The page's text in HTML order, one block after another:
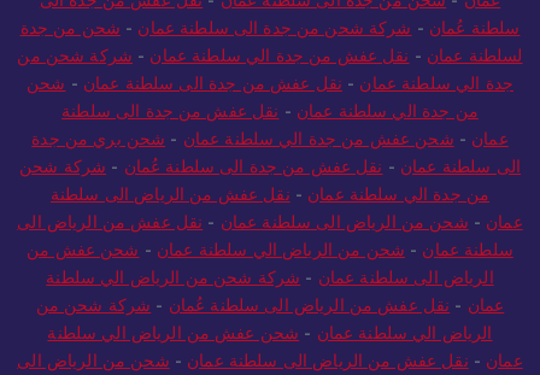
سلطنة عُمان - شركة شحن من جدة الى سلطنة عمان - شحن من جدة
لسلطنة عمان - نقل عفش من جدة الي سلطنة عمان - شركة شحن من
جدة الي سلطنة عمان - نقل عفش من جدة الى سلطنة عمان - شحن
من جدة الي سلطنة عمان - نقل عفش من جدة الى سلطنة
عمان - شحن عفش من جدة الي سلطنة عمان - شحن بري من جدة
الى سلطنة عمان - نقل عفش من جدة الى سلطنة عُمان - شركة شحن
من جدة الي سلطنة عمان - نقل عفش من الرياض الى سلطنة
عمان - شحن من الرياض الى سلطنة عمان - نقل عفش من الرياض الى
سلطنة عمان - شحن من الرياض الي سلطنة عمان - شحن عفش من
الرياض الى سلطنة عمان - شركة شحن من الرياض الي سلطنة
عمان - نقل عفش من الرياض الى سلطنة عُمان - شركة شحن من
الرياض الي سلطنة عمان - شحن عفش من الرياض الي سلطنة
عمان - نقل عفش من الرياض الى سلطنة عمان - شحن من الرياض الى